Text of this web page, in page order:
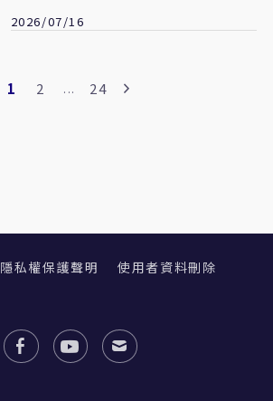
2026/07/16
1 2 ... 24
隱私權保護聲明 使用者資料刪除